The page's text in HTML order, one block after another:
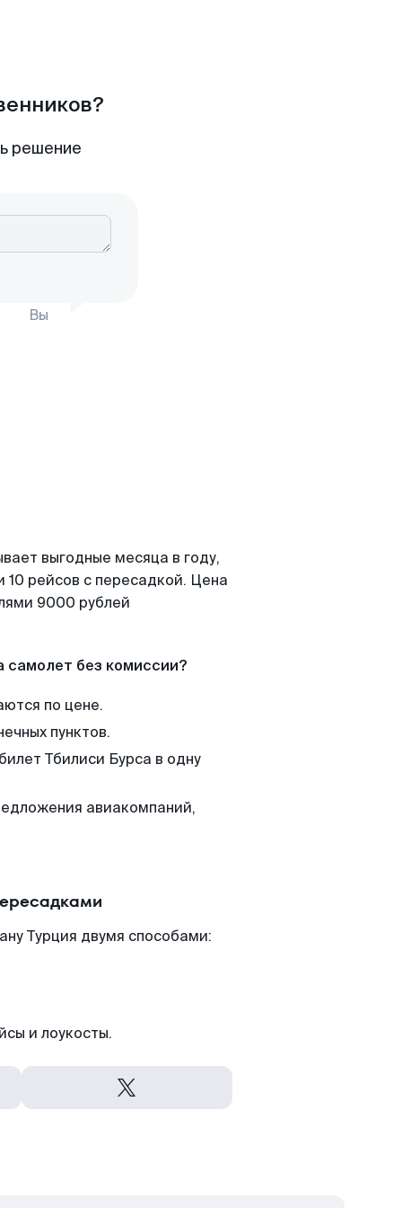
решение
Вы
выгодные месяца в году,
рейсов с пересадкой. Цена
9000 рублей
самолет без комиссии?
по цене.
пунктов.
Тбилиси Бурса в одну
авиакомпаний,
Турция двумя способами:
и лоукосты.